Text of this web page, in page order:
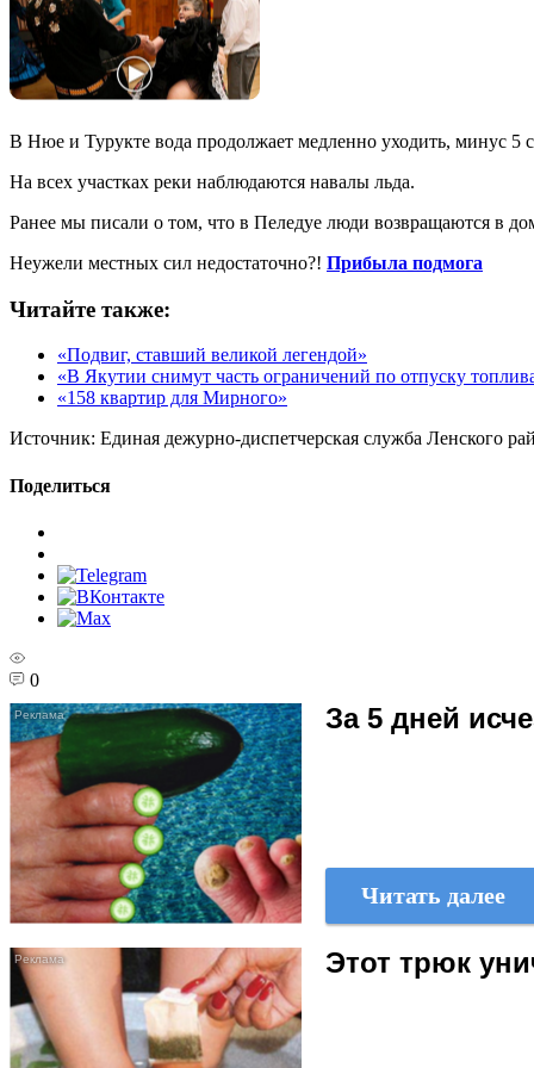
В Нюе и Турукте вода продолжает медленно уходить, минус 5
На всех участках реки наблюдаются навалы льда.
Ранее мы писали о том, что в Пеледуе люди возвращаются в
Неужели местных сил недостаточно?! Прибыла подмога
Читайте также:
«Подвиг, ставший великой легендой»
«В Якутии снимут часть ограничений по отпуску
«158 квартир для Мирного»
Источник: Единая дежурно-диспетчерская служба Ленского
Поделиться
0
За 5 дней
Читать далее
Этот трюк